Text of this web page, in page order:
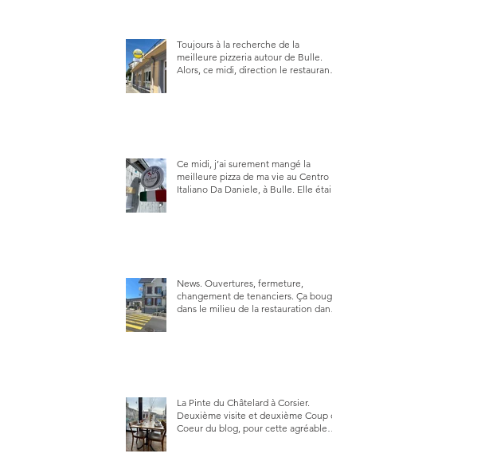
Toujours à la recherche de la
meilleure pizzeria autour de Bulle.
Alors, ce midi, direction le restaurant
Ce midi, j’ai surement mangé la
meilleure pizza de ma vie au Centro
Italiano Da Daniele, à Bulle. Elle était
News. Ouvertures, fermeture,
changement de tenanciers. Ça bouge
dans le milieu de la restauration dans
La Pinte du Châtelard à Corsier.
Deuxième visite et deuxième Coup de
Coeur du blog, pour cette agréable